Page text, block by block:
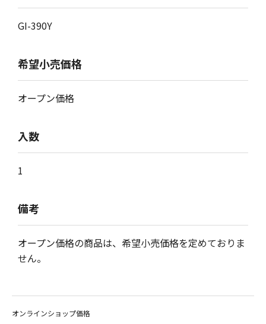
GI-390Y
希望小売価格
オープン価格
入数
1
備考
オープン価格の商品は、希望小売価格を定めておりま
せん。
オンラインショップ価格